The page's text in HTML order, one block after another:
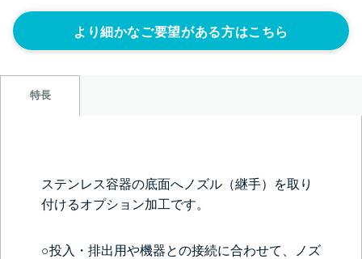
より細かなご要望がある方はこちら
特長
ステンレス容器の底面へノズル（継手）を取り
付けるオプション加工です。
○投入・排出用や機器との接続に合わせて、ノズ